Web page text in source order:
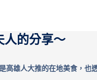
人的分享～
雄人大推的在地美食，也